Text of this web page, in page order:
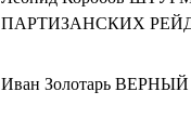
ПАРТИЗАНСКИХ
Иван Золотарь